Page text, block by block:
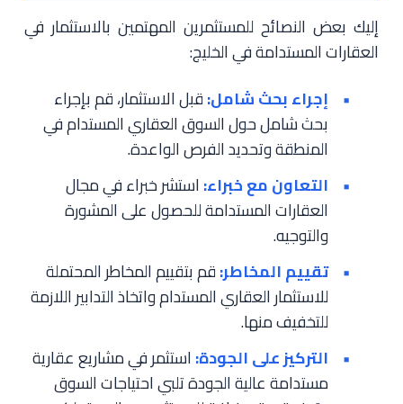
إليك بعض النصائح للمستثمرين المهتمين بالاستثمار في
العقارات المستدامة في الخليج:
إجراء بحث شامل:قبل الاستثمار، قم بإجراء
بحث شامل حول السوق العقاري المستدام في
المنطقة وتحديد الفرص الواعدة.
التعاون مع خبراء: استشر خبراء في مجال
العقارات المستدامة للحصول على المشورة
والتوجيه.
تقييم المخاطر:قم بتقييم المخاطر المحتملة
للاستثمار العقاري المستدام واتخاذ التدابير اللازمة
للتخفيف منها.
التركيز على الجودة: استثمر في مشاريع عقارية
مستدامة عالية الجودة تلبي احتياجات السوق